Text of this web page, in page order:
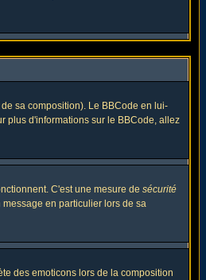
sa composition). Le BBCode en lui-
plus d'informations sur le BBCode, allez
C'est une mesure de sécurité
en particulier lors de sa
des emoticons lors de la composition